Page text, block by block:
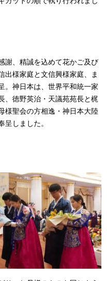
謝、精誠を込めて花かご及び
出様家庭と文信興様家庭、ま
。神日本は、世界平和統一家
、徳野英治・天議苑苑長と梶
様聖会の方相逸・神日本大陸
呈しました。